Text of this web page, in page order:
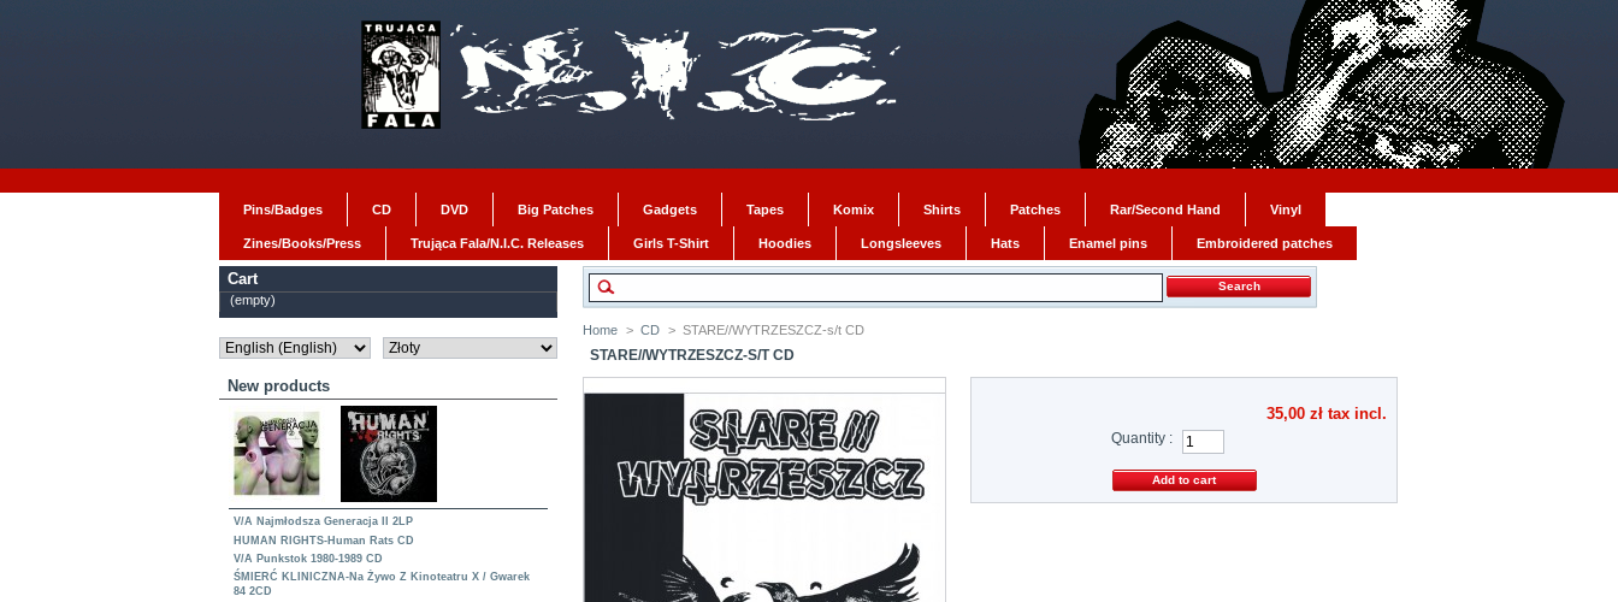
Pins/Badges CD DVD Big Patches Gadgets Tapes Komix Shirts Patches Rar/Second Hand Vinyl
Zines/Books/Press Trująca Fala/N.I.C. Releases Girls T-Shirt Hoodies Longsleeves Hats Enamel pins Embroidered patches
Cart
(empty)
New products
V/A Najmłodsza Generacja II 2LP
HUMAN RIGHTS-Human Rats CD
V/A Punkstok 1980-1989 CD
ŚMIERĆ KLINICZNA-Na Żywo Z Kinoteatru X / Gwarek
84 2CD
Home > CD > STARE//WYTRZESZCZ-s/t CD
STARE//WYTRZESZCZ-S/T CD
35,00 złtax incl.
Quantity :